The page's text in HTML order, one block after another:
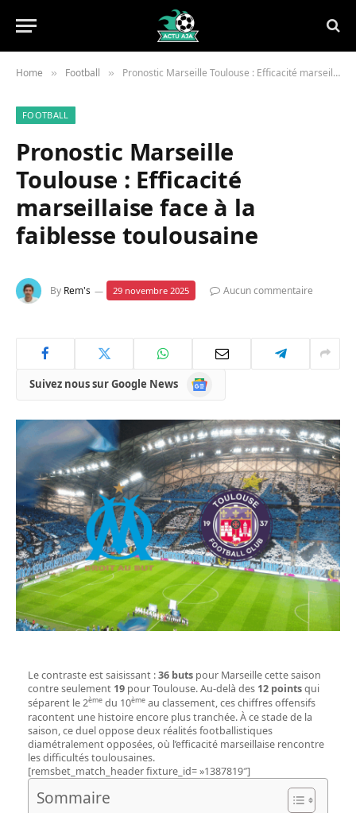
Home » Football » Pronostic Marseille Toulouse : Efficacité marseillaise face à la faiblesse toulousaine
FOOTBALL
Pronostic Marseille
Toulouse : Efficacité
marseillaise face à la
faiblesse toulousaine
By Rem's 29 novembre 2025 Aucun commentaire
Suivez nous sur Google News
Google
News
Le contraste est saisissant :36 buts pour Marseille cette saison
contre seulement 19 pour Toulouse. Au-delà des 12 pointsqui
séparent le 2ème du 10ème au classement, ces chiffres offensifs
racontent une histoire encore plus tranchée. À ce stade de la
saison, ce duel oppose deux réalités footballistiques
diamétralement opposées, où l’efficacité marseillaise rencontre
les difficultés toulousaines.
[remsbet_match_header fixture_id= »1387819″]
Sommaire